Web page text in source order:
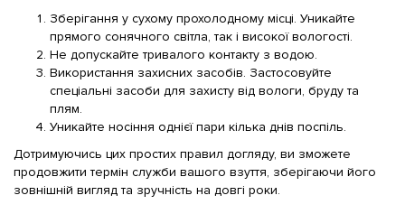
Зберігання у сухому прохолодному місці. Уникайте
прямого сонячного світла, так і високої вологості.
Не допускайте тривалого контакту з водою.
Використання захисних засобів. Застосовуйте
спеціальні засоби для захисту від вологи, бруду та
плям.
Уникайте носіння однієї пари кілька днів поспіль.
Дотримуючись цих простих правил догляду, ви зможете
продовжити термін служби вашого взуття, зберігаючи його
зовнішній вигляд та зручність на довгі роки.